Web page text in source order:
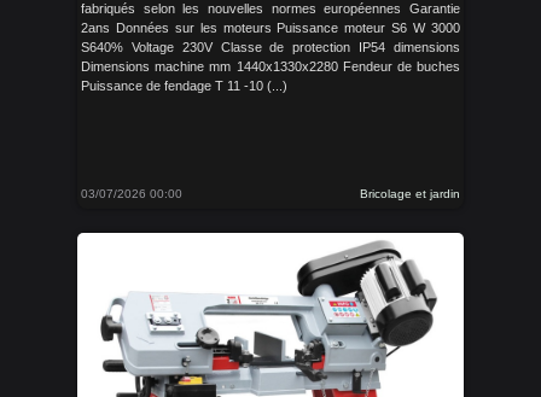
fabriqués selon les nouvelles normes européennes Garantie
2ans Données sur les moteurs Puissance moteur S6 W 3000
S640% Voltage 230V Classe de protection IP54 dimensions
Dimensions machine mm 1440x1330x2280 Fendeur de buches
Puissance de fendage T 11 -10 (...)
03/07/2026 00:00 Bricolage et jardin